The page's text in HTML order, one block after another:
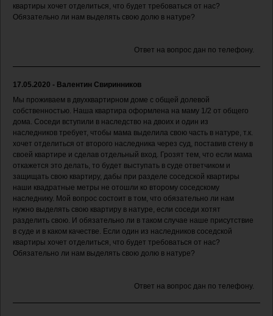
квартиры хочет отделиться, что будет требоваться от нас?
Обязательно ли нам выделять свою долю в натуре?
Ответ на вопрос дан по телефону.
17.05.2020 - Валентин Свиринников
Мы проживаем в двухквартирном доме с общей долевой
собственностью. Наша квартира оформлена на маму 1/2 от общего
дома. Соседи вступили в наследство на двоих и один из
наследников требует, чтобы мама выделила свою часть в натуре, т.к.
хочет отделиться от второго наследника через суд, поставив стену в
своей квартире и сделав отдельный вход. Грозят тем, что если мама
откажется это делать, то будет выступать в суде ответчиком и
защищать свою квартиру, дабы при разделе соседской квартиры
наши квадратные метры не отошли ко второму соседскому
наследнику. Мой вопрос состоит в том, что обязательно ли нам
нужно выделять свою квартиру в натуре, если соседи хотят
разделить свою. И обязательно ли в таком случае наше присутствие
в суде и в каком качестве. Если один из наследников соседской
квартиры хочет отделиться, что будет требоваться от нас?
Обязательно ли нам выделять свою долю в натуре?
Ответ на вопрос дан по телефону.